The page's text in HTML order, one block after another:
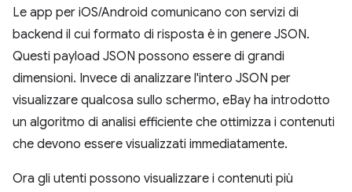
Le app per iOS/Android comunicano con servizi di
backend il cui formato di risposta è in genere JSON.
Questi payload JSON possono essere di grandi
dimensioni. Invece di analizzare l'intero JSON per
visualizzare qualcosa sullo schermo, eBay ha introdotto
un algoritmo di analisi efficiente che ottimizza i contenuti
che devono essere visualizzati immediatamente.
Ora gli utenti possono visualizzare i contenuti più